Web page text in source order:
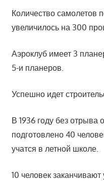
Количество самолетов
увеличилось на 300
Аэроклуб имеет 3
5-и планеров.
Успешно идет
В 1936 году без отрыва
подготовлено 40
учатся в летной школе.
10 человек